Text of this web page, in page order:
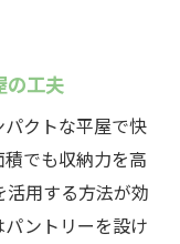
の工夫
クトな平屋で快
でも収納力を高
用する方法が効
ントリーを設け